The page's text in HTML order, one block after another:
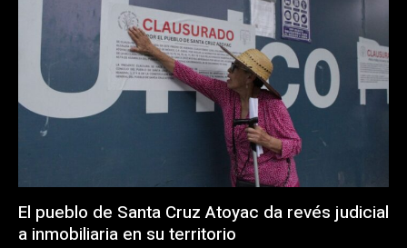
El pueblo de Santa Cruz Atoyac da revés judicial
a inmobiliaria en su territorio